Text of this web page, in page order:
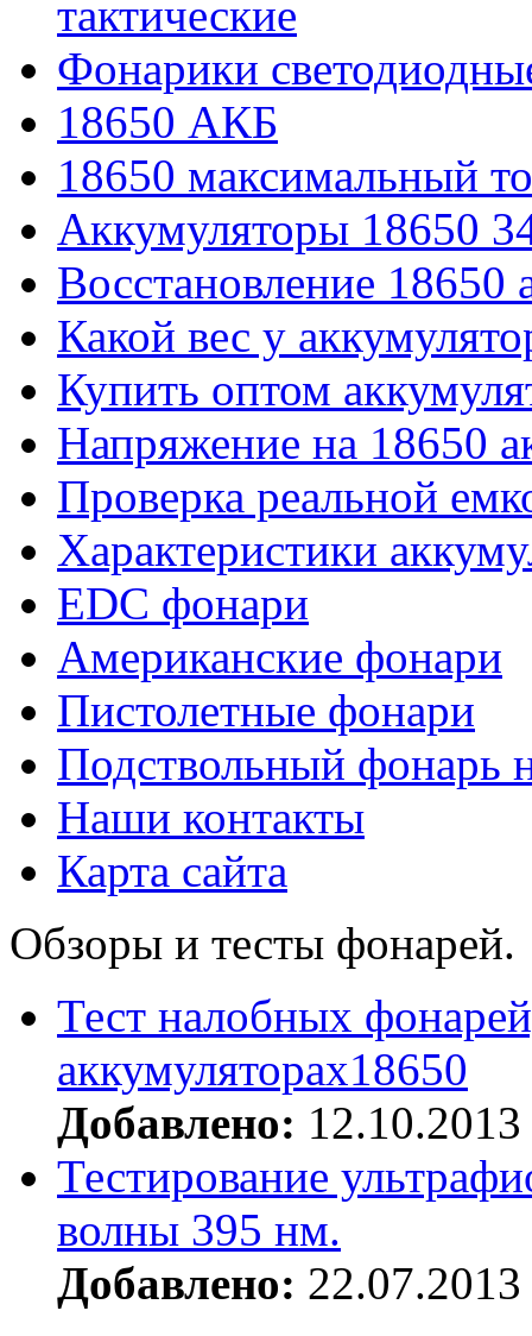
тактические
Фонарики
18650 АКБ
18650 максимальный
Аккумуляторы 18650
Восстановление 18650
Какой вес у
Купить оптом
Напряжение на 18650
Проверка реальной
Характеристики
EDC фонари
Американские фонари
Пистолетные фонари
Подствольный фонарь
Наши контакты
Карта сайта
Обзоры и тесты фонарей.
Тест налобных
аккумуляторах18650
Добавлено: 12.10.2013
Тестирование
волны 395 нм.
Добавлено: 22.07.2013